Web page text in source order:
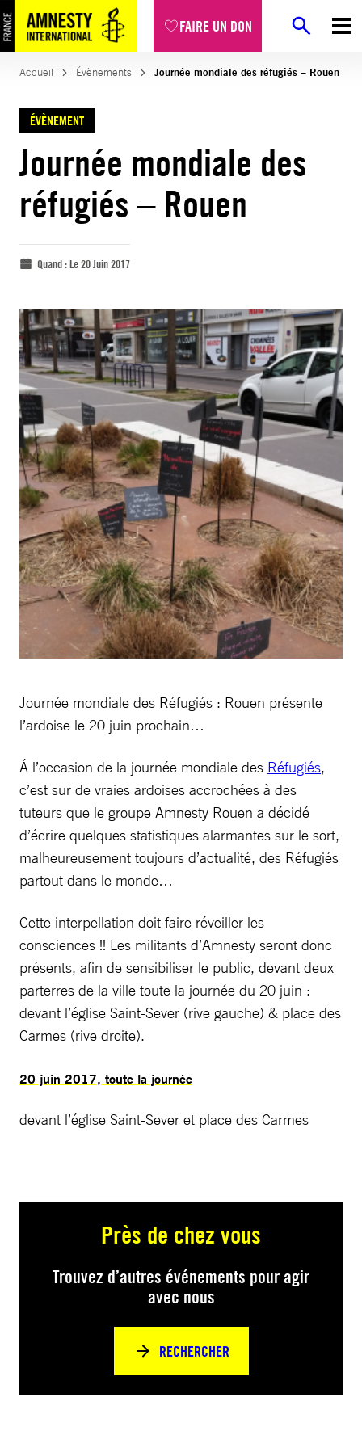
FAIRE UN DON
Accueil Évènements Journée mondiale des réfugiés – Rouen
ÉVÈNEMENT
Journée mondiale des
réfugiés – Rouen
Quand :Le 20 Juin 2017
Journée mondiale des Réfugiés : Rouen présente
l’ardoise le 20 juin prochain…
Á l’occasion de la journée mondiale des Réfugiés,
c’est sur de vraies ardoises accrochées à des
tuteurs que le groupe Amnesty Rouen a décidé
d’écrire quelques statistiques alarmantes sur le sort,
malheureusement toujours d’actualité, des Réfugiés
partout dans le monde…
Cette interpellation doit faire réveiller les
consciences !! Les militants d’Amnesty seront donc
présents, afin de sensibiliser le public, devant deux
parterres de la ville toute la journée du 20 juin :
devant l’église Saint-Sever (rive gauche) & place des
Carmes (rive droite).
20 juin 2017, toute la journée
devant l’église Saint-Sever et place des Carmes
Près de chez vous
Trouvez d’autres événements pour agir
avec nous
RECHERCHER